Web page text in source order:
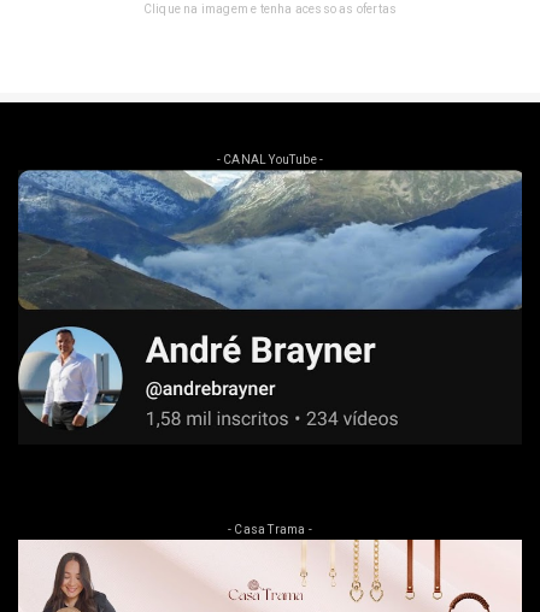
Clique na imagem e tenha acesso as ofertas
- CANAL YouTube -
- Casa Trama -